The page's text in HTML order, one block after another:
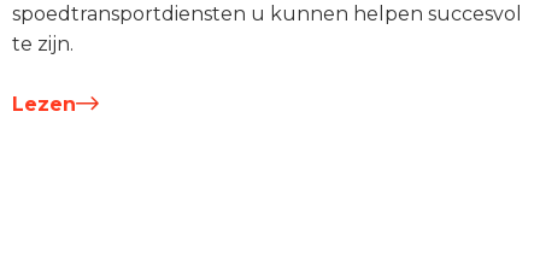
spoedtransportdiensten u kunnen helpen succesvol
te zijn.
Lezen